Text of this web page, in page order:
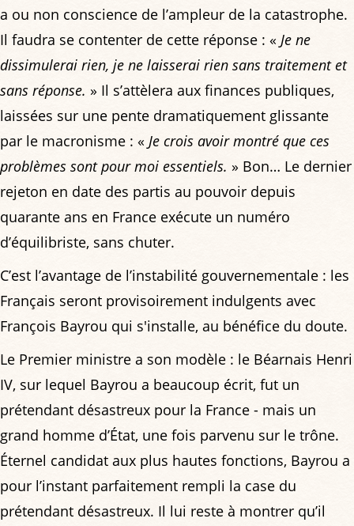
a ou non conscience de l’ampleur de la catastrophe.
Il faudra se contenter de cette réponse : « Je ne
dissimulerai rien, je ne laisserai rien sans traitement et
sans réponse. » Il s’attèlera aux finances publiques,
laissées sur une pente dramatiquement glissante
par le macronisme : « Je crois avoir montré que ces
problèmes sont pour moi essentiels. » Bon… Le dernier
rejeton en date des partis au pouvoir depuis
quarante ans en France exécute un numéro
d’équilibriste, sans chuter.
C’est l’avantage de l’instabilité gouvernementale : les
Français seront provisoirement indulgents avec
François Bayrou qui s'installe, au bénéfice du doute.
Le Premier ministre a son modèle : le Béarnais Henri
IV, sur lequel Bayrou a beaucoup écrit, fut un
prétendant désastreux pour la France - mais un
grand homme d’État, une fois parvenu sur le trône.
Éternel candidat aux plus hautes fonctions, Bayrou a
pour l’instant parfaitement rempli la case du
prétendant désastreux. Il lui reste à montrer qu’il